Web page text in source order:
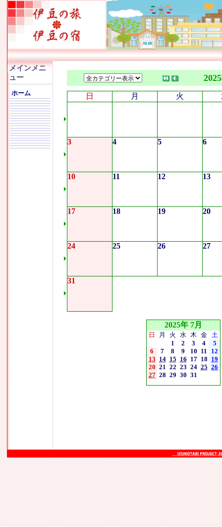
メインメニ
ュー
ホーム 日 月 火
3 4 5 6
10 11 12 13
17 18 19 20
24 25 26 27
31
2025年 7月
日 月 火 水 木 金 土
1
2 3 4
5
6
7 8 9 10 11
12
13 14 15 16 17 18 19
20 21 22 23 24 25 26
27 28 29 30 31